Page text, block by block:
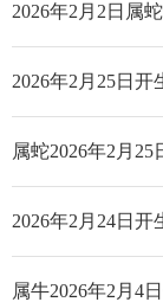
属蛇2026年2月
2026年2月24日